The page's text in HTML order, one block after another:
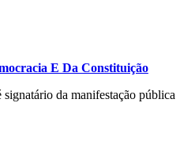
E Da Constituição
da manifestação pública